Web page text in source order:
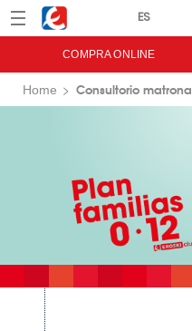
Menú Eroski
COMPRA ONLINE
Home Consultorio matrona